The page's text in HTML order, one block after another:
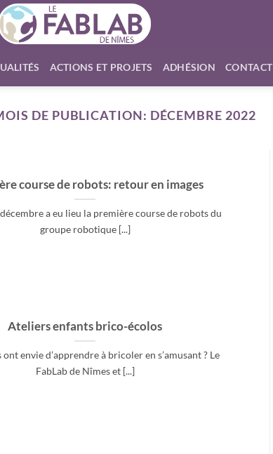
ACTIONS ET PROJETS ADHÉSION CONTACT
DE PUBLICATION: DÉCEMBRE 2022
course de robots: retour en images
a eu lieu la première course de robots du
groupe robotique [...]
Ateliers enfants brico-écolos
envie d’apprendre à bricoler en s’amusant ? Le
FabLab de Nîmes et [...]